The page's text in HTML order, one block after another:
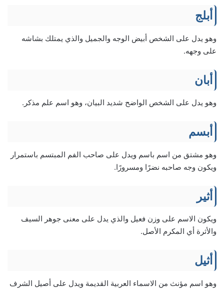
أبلج
وهو يدل على الشخص أبيض الوجه والجميل والذي يمتلك بشاشه
على وجهه.
أبان
وهو يدل على الشخص الواضح شديد البيان، وهو اسم علم مذكر.
أبسم
وهو مشتق من اسم باسم ويدل على صاحب الفم المبتسم باستمرار
ويكون وجه صاحبه نضرًا ومسرورًا.
أثير
ويكون الاسم على وزن فعيل والذي يدل على معنى جوهر السيف
والأثرة أي المكرم الأصل.
أثيل
وهو اسم مؤنث من الاسماء العربية القديمة ويدل على أصيل الشرف